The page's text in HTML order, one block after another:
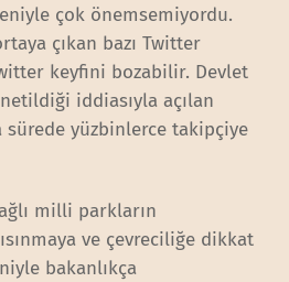
çok önemsemiyordu.
çıkan bazı Twitter
keyfini bozabilir. Devlet
iddiasıyla açılan
sürede yüzbinlerce takipçiye
milli parkların
ve çevreciliğe dikkat
bakanlıkça